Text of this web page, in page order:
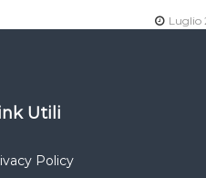
Luglio
Utili
Policy